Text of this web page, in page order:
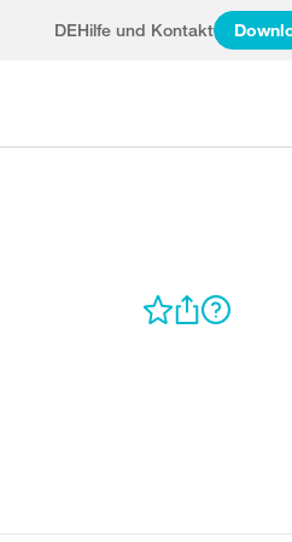
DEHilfe und Kontakt